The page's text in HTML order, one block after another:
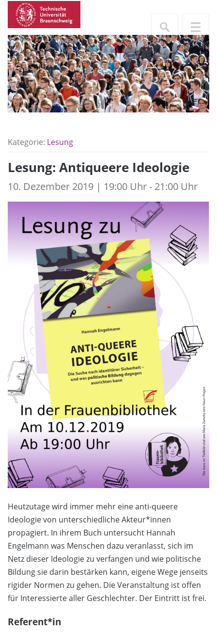
Kategorie: Lesung
Lesung: Antiqueere Ideologie
10. Dezember 2019 | 19:00 Uhr - 21:00 Uhr
Heutzutage wird immer mehr eine anti-queere
Ideologie von unterschiedliche Akteur*innen
propagiert. In ihrem Buch untersucht Hannah
Engelmann was Menschen dazu veranlasst, sich im
Netz dieser Ideologie zu verfangen und wie politische
Bildung sie darin bestärken kann, eigene Wege jenseits
rigider Normen zu gehen. Die Veranstaltung ist offen
für Interessierte aller Geschlechter. Der Eintritt ist frei.
Referent*in